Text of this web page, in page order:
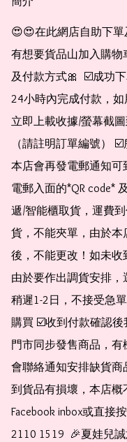
😍😍在此網店自助下單
有想要貨品山加入購物車
及付款方式🎀  ☑️成功
24小時內完成付款，如
立即上載收據/螢幕截
（請註明訂單編號）
本店會再發電郵通知
電郵入面的*QR code*
遞/智能櫃取貨，運費
貨，不能夾單，由於
後，不能更改！如未收
由於要作出調貨安排
稍遲1-2日，不接受急
購買 ☑️收到付款確認後
門市同步發售商品，
會聯絡通知安排缺貨
到貨品有損壞，本店概
Facebook inbox或直接
2110 1519  🎉夏娃兒